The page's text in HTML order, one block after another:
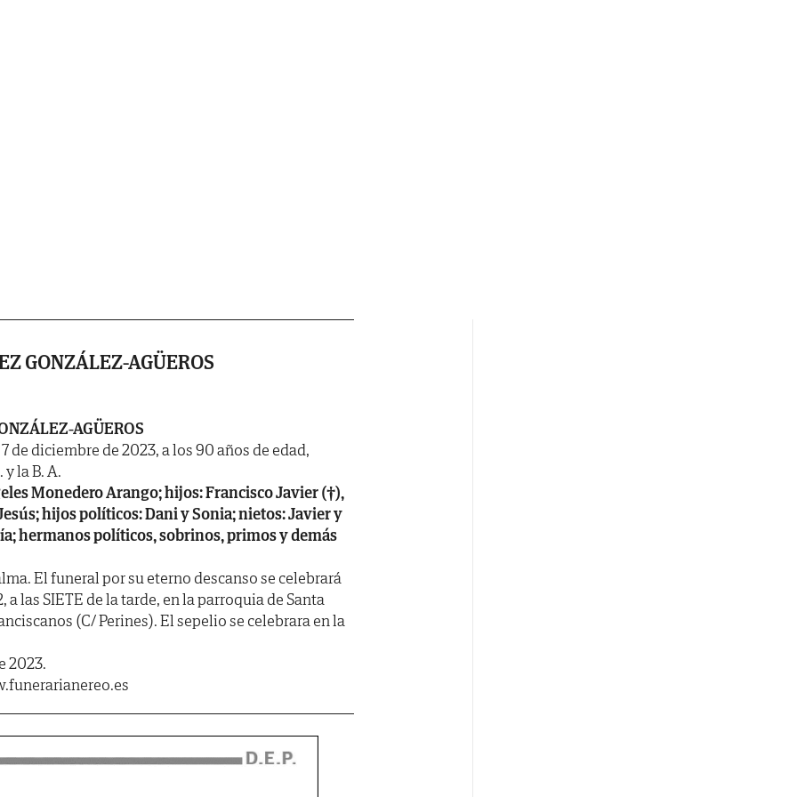
GONZÁLEZ-AGÜEROS
AGÜEROS
de diciembre de 2023, a los 90 años de edad,
la B. A.
Monedero Arango; hijos: Francisco Javier (†),
hijos políticos: Dani y Sonia; nietos: Javier y
hermanos políticos, sobrinos, primos y demás
El funeral por su eterno descanso se celebrará
a las SIETE de la tarde, en la parroquia de Santa
(C/ Perines). El sepelio se celebrara en la
2023.